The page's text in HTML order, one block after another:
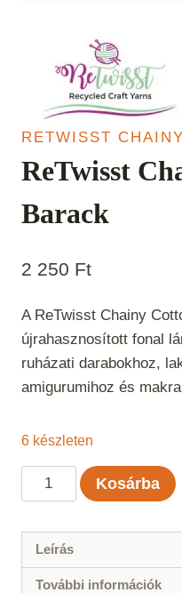
RETWISST
ReTwisst
Barack
2 250 Ft
A ReTwisst Chainy
újrahasznosított fonal
ruházati darabokhoz,
amigurumihoz és
6 készleten
ReTwisst
Chainy
Barack
Kosárba
Leírás
További információk